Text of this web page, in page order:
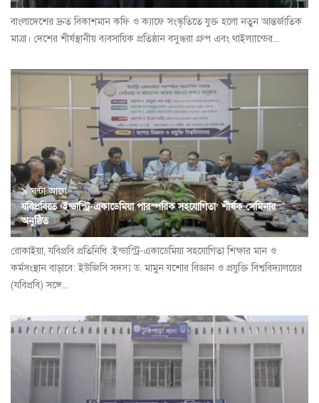
বাংলাদেশের দ্রুত বিকাশমান কফি ও ক্যাফে সংস্কৃতিতে যুক্ত হলো নতুন আন্তর্জাতিক
মাত্রা। দেশের শীর্ষস্থানীয় ব্যবসায়িক প্রতিষ্ঠান বসুন্ধরা গ্রুপ এবং থাইল্যান্ডের...
৯ ঘন্টা আগে
যবিপ্রবিতে ‘ইন্ডাস্ট্রি-একাডেমিয়া পারস্পরিক সহযোগিতা’ শীর্ষক সেমিনার
অনুষ্ঠিত
রোকাইয়া, যবিপ্রবি প্রতিনিধি :ইন্ডাস্ট্রি-একাডেমিয়া সহযোগিতা শিক্ষার মান ও
কর্মসংস্থান বাড়াবে: ইউজিসি সদস্য ড. মামুন যশোর বিজ্ঞান ও প্রযুক্তি বিশ্ববিদ্যালয়ের
(যবিপ্রবি) সঙ্গে...